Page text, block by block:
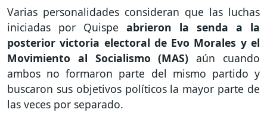
Varias personalidades consideran que las luchas
iniciadas por Quispe abrieron la senda a la
posterior victoria electoral de Evo Morales y el
Movimiento al Socialismo (MAS)aún cuando
ambos no formaron parte del mismo partido y
buscaron sus objetivos políticos la mayor parte de
las veces por separado.